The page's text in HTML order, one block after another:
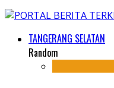
TANGERANG SELATAN
Random